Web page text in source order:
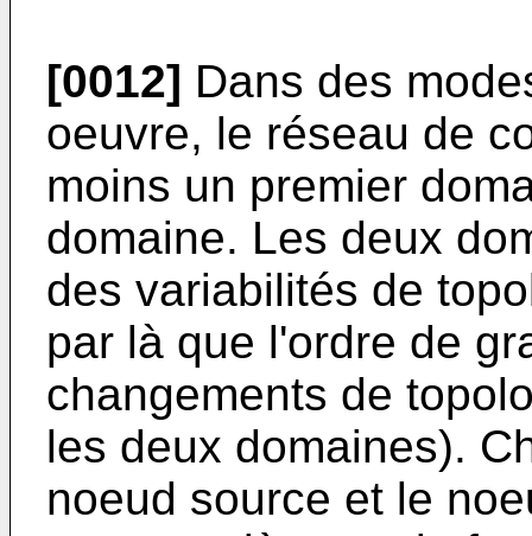
[0012] Dans des
oeuvre, le réseau de
moins un premier
domaine. Les deux
des variabilités de
par là que l'ordre de
changements de
les deux domaines).
noeud source et le